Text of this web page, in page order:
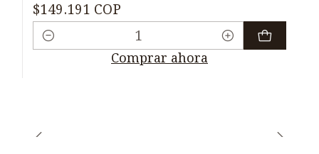
$149.191 COP
Cantidad
Comprar ahora